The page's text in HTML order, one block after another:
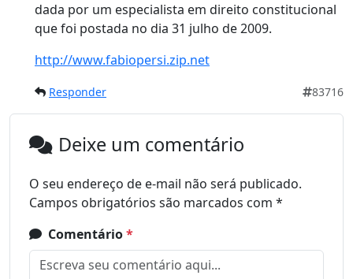
dada por um especialista em direito constitucional
que foi postada no dia 31 julho de 2009.
http://www.fabiopersi.zip.net
Responder 83716
Deixe um comentário
O seu endereço de e-mail não será publicado.
Campos obrigatórios são marcados com *
Comentário*